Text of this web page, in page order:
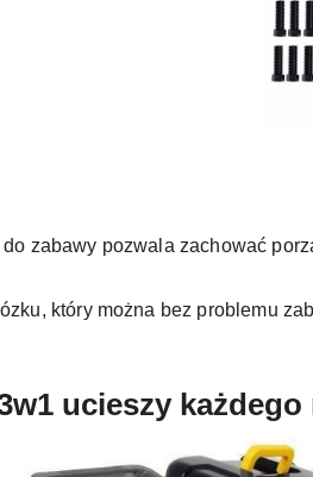
zabawy pozwala zachować
który można bez problemu
ucieszy każdego